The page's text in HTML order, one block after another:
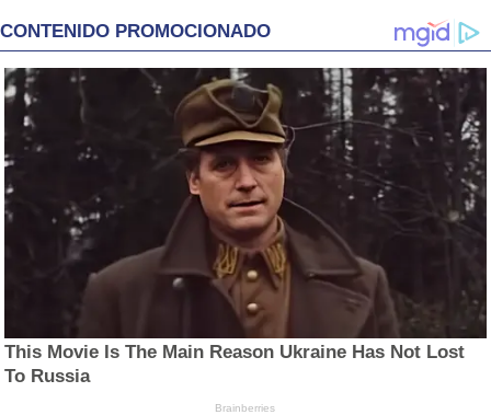
CONTENIDO PROMOCIONADO
This Movie Is The Main Reason Ukraine Has Not Lost
To Russia
Brainberries